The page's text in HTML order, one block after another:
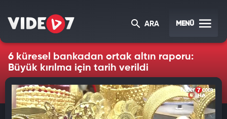
ARA MENÜ
6 küresel bankadan ortak altın raporu:
Büyük kırılma için tarih verildi